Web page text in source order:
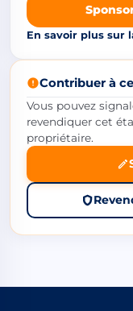
En savoir plus sur
Contribuer à
Vous pouvez
revendiquer cet
propriétaire.